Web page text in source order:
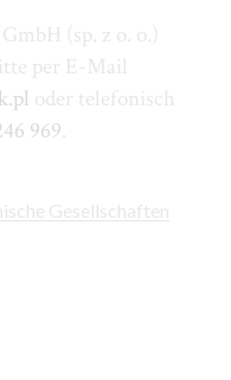
(sp. z o. o.)
per E-Mail
oder telefonisch
969.
Gesellschaften